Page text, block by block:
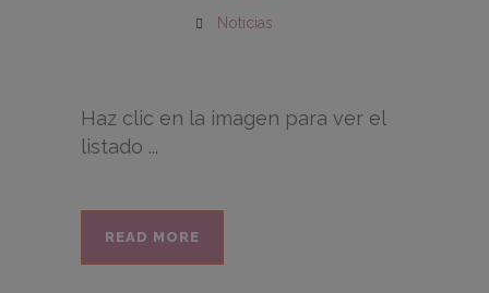
Noticias
Haz clic en la imagen para ver el
listado ...
READ MORE